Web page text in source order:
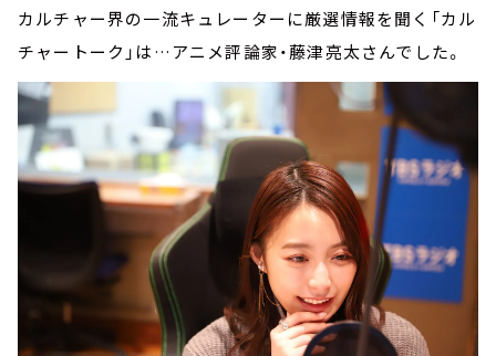
カルチャー界の一流キュレーターに厳選情報を聞く「カル
チャートーク」は…アニメ評論家・藤津亮太さんでした。